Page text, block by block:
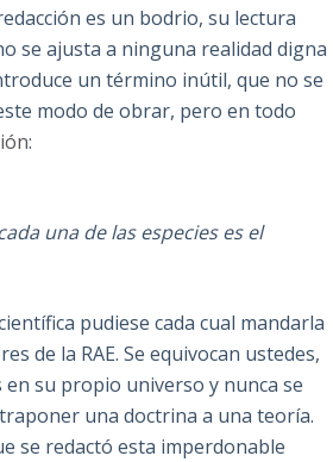
es un bodrio, su lectura
se ajusta a ninguna realidad digna
un término inútil, que no se
modo de obrar, pero en todo
:
una de las especies es el
pudiese cada cual mandarla
de la RAE. Se equivocan ustedes,
su propio universo y nunca se
una doctrina a una teoría.
se redactó esta imperdonable